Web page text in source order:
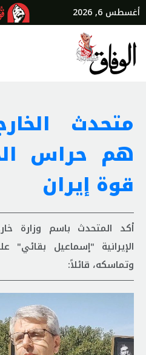
أغسطس 6, 2026
متحدث
هم حراس
قوة إيران
أكد المتحدث باسم وزارة
الإيرانية "إسماعيل بقائي"
وتماسكه، قائلاً: